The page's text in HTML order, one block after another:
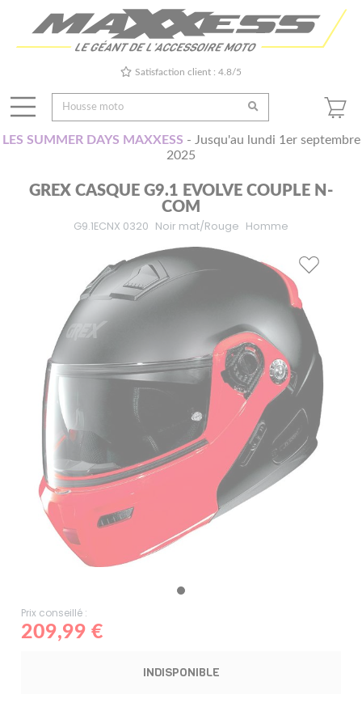
Satisfaction client : 4.8/5
LES SUMMER DAYS MAXXESS - Jusqu'au lundi 1er septembre
2025
GREX CASQUE G9.1 EVOLVE COUPLE N-
COM
G9.1ECNX 0320 Noir mat/Rouge Homme
Prix conseillé :
209,99 €
INDISPONIBLE